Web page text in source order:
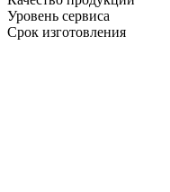
Уровень сервиса
Срок изготовления